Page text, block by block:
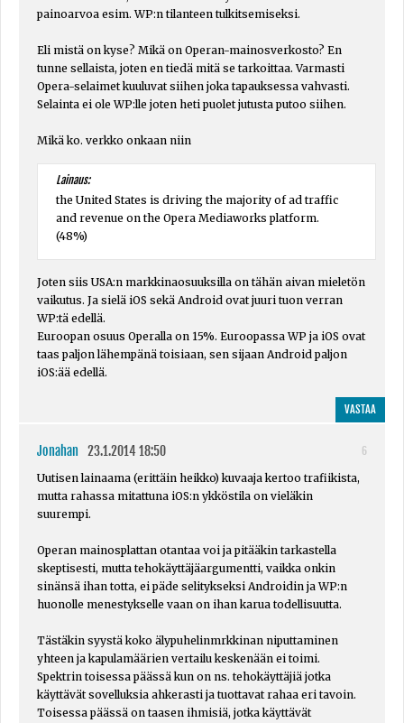
painoarvoa esim. WP:n tilanteen tulkitsemiseksi.
Eli mistä on kyse? Mikä on Operan-mainosverkosto? En
tunne sellaista, joten en tiedä mitä se tarkoittaa. Varmasti
Opera-selaimet kuuluvat siihen joka tapauksessa vahvasti.
Selainta ei ole WP:lle joten heti puolet jutusta putoo siihen.
Mikä ko. verkko onkaan niin
Lainaus:
the United States is driving the majority of ad traffic
and revenue on the Opera Mediaworks platform.
(48%)
Joten siis USA:n markkinaosuuksilla on tähän aivan mieletön
vaikutus. Ja sielä iOS sekä Android ovat juuri tuon verran
WP:tä edellä.
Euroopan osuus Operalla on 15%. Euroopassa WP ja iOS ovat
taas paljon lähempänä toisiaan, sen sijaan Android paljon
iOS:ää edellä.
VASTAA
Jonahan 23.1.2014 18:50
6
Uutisen lainaama (erittäin heikko) kuvaaja kertoo trafiikista,
mutta rahassa mitattuna iOS:n ykköstila on vieläkin
suurempi.
Operan mainosplattan otantaa voi ja pitääkin tarkastella
skeptisesti, mutta tehokäyttäjäargumentti, vaikka onkin
sinänsä ihan totta, ei päde selitykseksi Androidin ja WP:n
huonolle menestykselle vaan on ihan karua todellisuutta.
Tästäkin syystä koko älypuhelinmrkkinan niputtaminen
yhteen ja kapulamäärien vertailu keskenään ei toimi.
Spektrin toisessa päässä kun on ns. tehokäyttäjiä jotka
käyttävät sovelluksia ahkerasti ja tuottavat rahaa eri tavoin.
Toisessa päässä on taasen ihmisiä, jotka käyttävät